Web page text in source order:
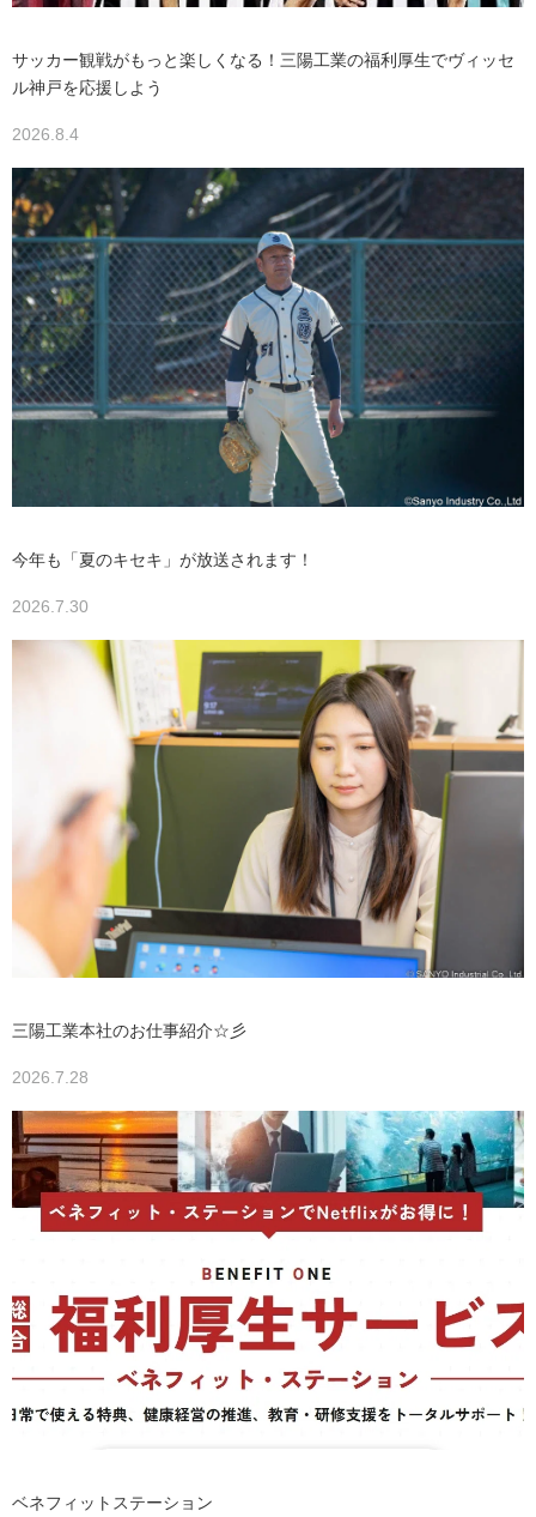
サッカー観戦がもっと楽しくなる！三陽工業の福利厚生でヴィッセ
ル神戸を応援しよう
2026.8.4
今年も「夏のキセキ」が放送されます！
2026.7.30
三陽工業本社のお仕事紹介☆彡
2026.7.28
ベネフィットステーション